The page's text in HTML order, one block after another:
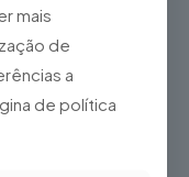
mais
de
a
de política